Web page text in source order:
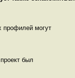
профилей могут
был